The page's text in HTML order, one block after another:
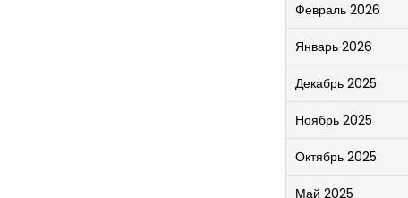
Февраль 2026
Январь 2026
Декабрь 2025
Ноябрь 2025
Октябрь 2025
Май 2025